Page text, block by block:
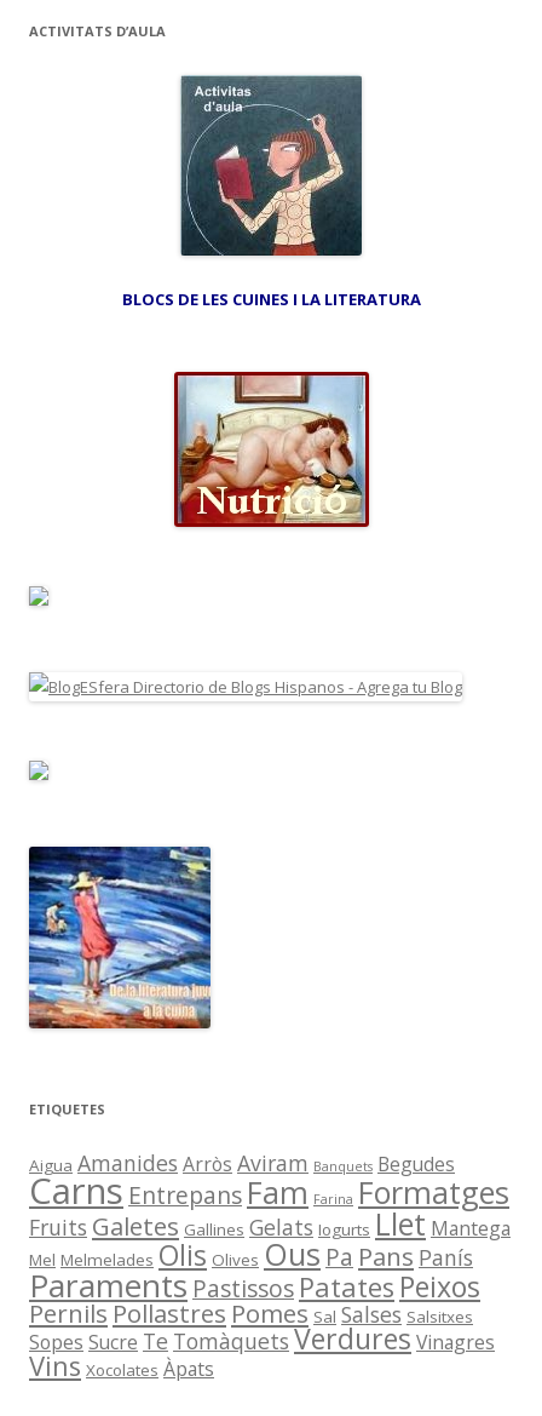
ACTIVITATS D’AULA
BLOCS DE LES CUINES I LA LITERATURA
ETIQUETES
Aigua Amanides Arròs Aviram Banquets Begudes
Carns Entrepans Fam Farina Formatges
Fruits Galetes Gallines Gelats Iogurts Llet Mantega
Mel Melmelades Olis Olives Ous Pa Pans Panís
Paraments Pastissos Patates Peixos
PernilsPollastres Pomes Sal Salses Salsitxes
Sopes Sucre Te Tomàquets VerduresVinagres
Vins Xocolates Àpats